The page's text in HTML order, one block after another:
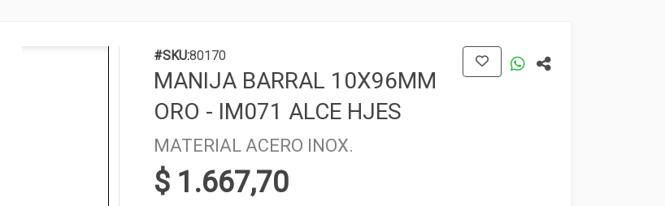
#SKU:80170
MANIJA BARRAL 10X96MM
ORO - IM071 ALCE HJES
MATERIAL ACERO INOX.
$ 1.667,70